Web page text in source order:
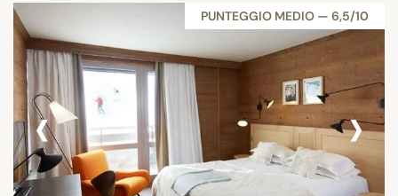
PUNTEGGIO MEDIO — 6,5/10
‹ ›